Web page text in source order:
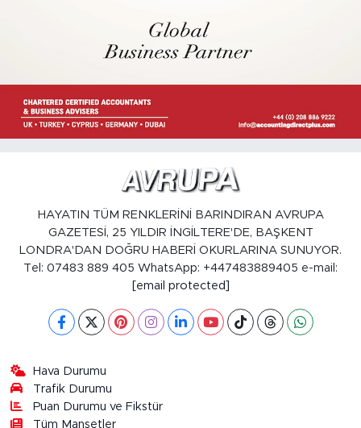
HAYATIN TÜM RENKLERİNİ BARINDIRAN AVRUPA
GAZETESİ, 25 YILDIR İNGİLTERE'DE, BAŞKENT
LONDRA'DAN DOĞRU HABERİ OKURLARINA SUNUYOR.
Tel: 07483 889 405 WhatsApp: +447483889405 e-mail:
[email protected]
Hava Durumu
Trafik Durumu
Puan Durumu ve Fikstür
Tüm Manşetler